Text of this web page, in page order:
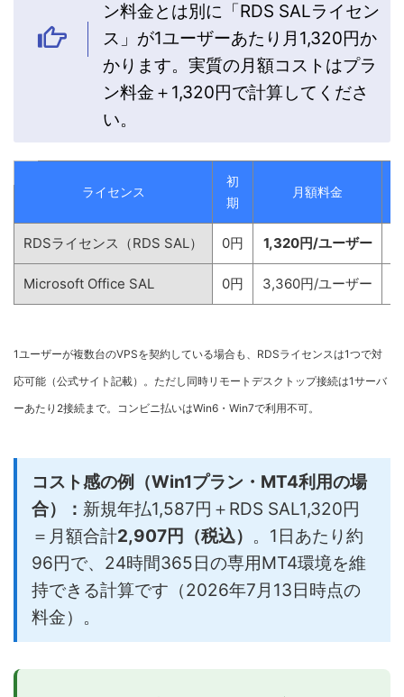
ン料金とは別に「RDS SALライセン
ス」が1ユーザーあたり月1,320円か
かります。実質の月額コストはプラ
ン料金＋1,320円で計算してくださ
い。
ライセンス
初
期
月額料金
RDSライセンス（RDS SAL） 0円 1,320円/ユーザー
Microsoft Office SAL 0円 3,360円/ユーザー
1ユーザーが複数台のVPSを契約している場合も、RDSライセンスは1つで対
応可能（公式サイト記載）。ただし同時リモートデスクトップ接続は1サーバ
ーあたり2接続まで。コンビニ払いはWin6・Win7で利用不可。
コスト感の例（Win1プラン・MT4利用の場
合）： 新規年払1,587円＋RDS SAL1,320円
＝月額合計2,907円（税込） 。1日あたり約
96円で、24時間365日の専用MT4環境を維
持できる計算です（2026年7月13日時点の
料金）。